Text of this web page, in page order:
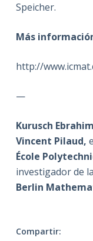
Speicher.
Más
http://
—
Kurusch
Vincent Pilaud,
École
investigador de la
Berlin
Compartir: